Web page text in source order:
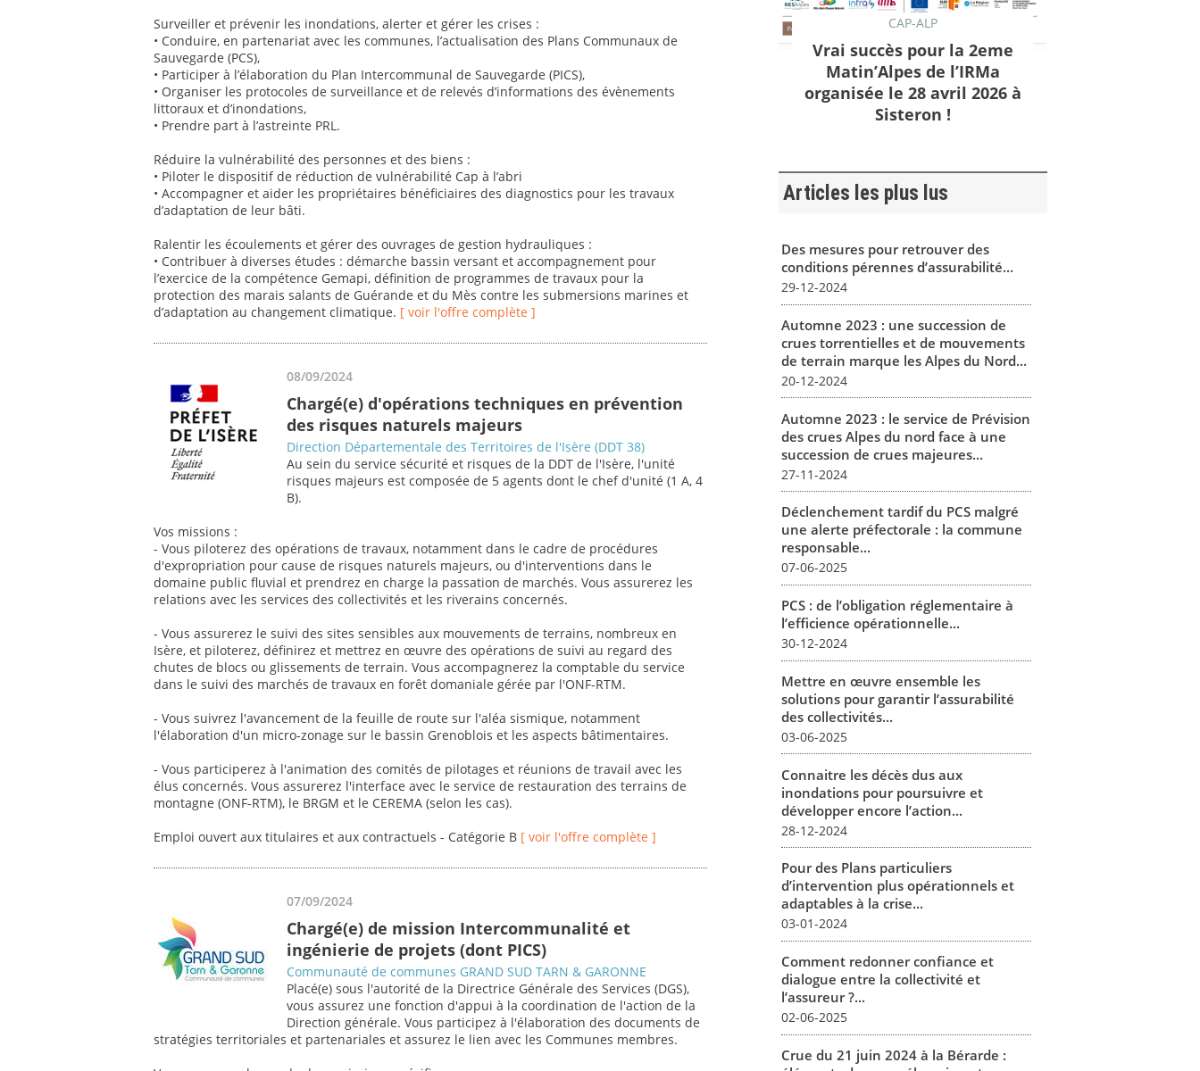
Surveiller et prévenir les inondations, alerter et gérer les crises :
• Conduire, en partenariat avec les communes, l’actualisation des Plans Communaux de
Sauvegarde (PCS),
• Participer à l’élaboration du Plan Intercommunal de Sauvegarde (PICS),
• Organiser les protocoles de surveillance et de relevés d’informations des évènements
littoraux et d’inondations,
• Prendre part à l’astreinte PRL.
Réduire la vulnérabilité des personnes et des biens :
• Piloter le dispositif de réduction de vulnérabilité Cap à l’abri
• Accompagner et aider les propriétaires bénéficiaires des diagnostics pour les travaux
d’adaptation de leur bâti.
Ralentir les écoulements et gérer des ouvrages de gestion hydrauliques :
• Contribuer à diverses études : démarche bassin versant et accompagnement pour
l’exercice de la compétence Gemapi, définition de programmes de travaux pour la
protection des marais salants de Guérande et du Mès contre les submersions marines et
d’adaptation au changement climatique. [ voir l'offre complète ]
08/09/2024
Chargé(e) d'opérations techniques en prévention
des risques naturels majeurs
Direction Départementale des Territoires de l'Isère (DDT 38)
Au sein du service sécurité et risques de la DDT de l'Isère, l'unité
risques majeurs est composée de 5 agents dont le chef d'unité (1 A, 4
B).
Vos missions :
- Vous piloterez des opérations de travaux, notamment dans le cadre de procédures
d'expropriation pour cause de risques naturels majeurs, ou d'interventions dans le
domaine public fluvial et prendrez en charge la passation de marchés. Vous assurerez les
relations avec les services des collectivités et les riverains concernés.
- Vous assurerez le suivi des sites sensibles aux mouvements de terrains, nombreux en
Isère, et piloterez, définirez et mettrez en œuvre des opérations de suivi au regard des
chutes de blocs ou glissements de terrain. Vous accompagnerez la comptable du service
dans le suivi des marchés de travaux en forêt domaniale gérée par l'ONF-RTM.
- Vous suivrez l'avancement de la feuille de route sur l'aléa sismique, notamment
l'élaboration d'un micro-zonage sur le bassin Grenoblois et les aspects bâtimentaires.
- Vous participerez à l'animation des comités de pilotages et réunions de travail avec les
élus concernés. Vous assurerez l'interface avec le service de restauration des terrains de
montagne (ONF-RTM), le BRGM et le CEREMA (selon les cas).
Emploi ouvert aux titulaires et aux contractuels - Catégorie B [ voir l'offre complète ]
07/09/2024
Chargé(e) de mission Intercommunalité et
ingénierie de projets (dont PICS)
Communauté de communes GRAND SUD TARN & GARONNE
Placé(e) sous l'autorité de la Directrice Générale des Services (DGS),
vous assurez une fonction d'appui à la coordination de l'action de la
Direction générale. Vous participez à l'élaboration des documents de
stratégies territoriales et partenariales et assurez le lien avec les Communes membres.
CAP-ALP
Vrai succès pour la 2eme
Matin’Alpes de l’IRMa
organisée le 28 avril 2026 à
Sisteron !
Articles les plus lus
Des mesures pour retrouver des
conditions pérennes d’assurabilité...
29-12-2024
Automne 2023 : une succession de
crues torrentielles et de mouvements
de terrain marque les Alpes du Nord...
20-12-2024
Automne 2023 : le service de Prévision
des crues Alpes du nord face à une
succession de crues majeures...
27-11-2024
Déclenchement tardif du PCS malgré
une alerte préfectorale : la commune
responsable...
07-06-2025
PCS : de l’obligation réglementaire à
l’efficience opérationnelle...
30-12-2024
Mettre en œuvre ensemble les
solutions pour garantir l’assurabilité
des collectivités...
03-06-2025
Connaitre les décès dus aux
inondations pour poursuivre et
développer encore l’action...
28-12-2024
Pour des Plans particuliers
d’intervention plus opérationnels et
adaptables à la crise...
03-01-2024
Comment redonner confiance et
dialogue entre la collectivité et
l’assureur ?...
02-06-2025
Crue du 21 juin 2024 à la Bérarde :